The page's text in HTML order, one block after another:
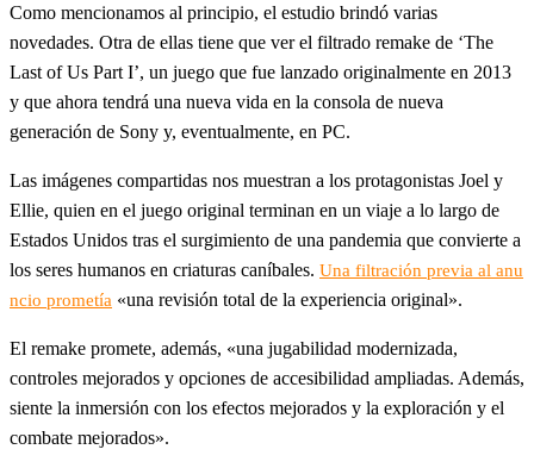
Como mencionamos al principio, el estudio brindó varias
novedades. Otra de ellas tiene que ver el filtrado remake de ‘The
Last of Us Part I’, un juego que fue lanzado originalmente en 2013
y que ahora tendrá una nueva vida en la consola de nueva
generación de Sony y, eventualmente, en PC.
Las imágenes compartidas nos muestran a los protagonistas Joel y
Ellie, quien en el juego original terminan en un viaje a lo largo de
Estados Unidos tras el surgimiento de una pandemia que convierte a
los seres humanos en criaturas caníbales. Una filtración previa al anu
ncio prometía «una revisión total de la experiencia original».
El remake promete, además, «una jugabilidad modernizada,
controles mejorados y opciones de accesibilidad ampliadas. Además,
siente la inmersión con los efectos mejorados y la exploración y el
combate mejorados».